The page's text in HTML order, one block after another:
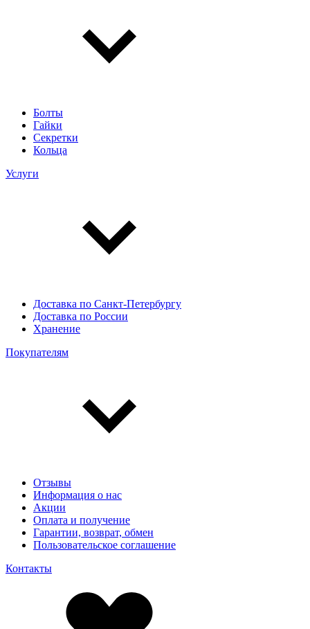
Болты
Гайки
Секретки
Кольца
Услуги
Доставка по Санкт-Петербургу
Доставка по России
Хранение
Покупателям
Отзывы
Информация о нас
Акции
Оплата и получение
Гарантии, возврат, обмен
Пользовательское соглашение
Контакты